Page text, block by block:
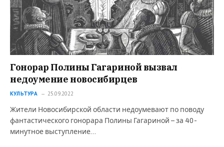
Гонорар Полины Гагариной вызвал
недоумение новосибирцев
КУЛЬТУРА 25.09.2022
Жители Новосибирской области недоумевают по поводу
фантастического гонорара Полины Гагариной – за 40-
минутное выступление…